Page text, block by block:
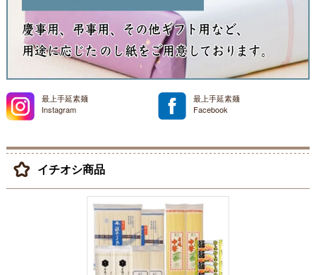
最上手延素麺
Instagram
最上手延素麺
Facebook
イチオシ商品